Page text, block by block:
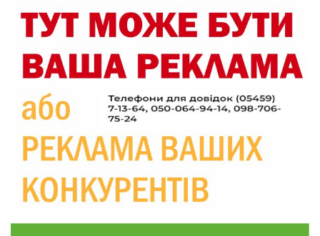
18:39
04 сер
«КОЛО НЕЗЛАМНИХ»: як діти та ветерани
разом створюють унікальний телепроєкт
09:52
Родина Степаненків: від квітучого
30 лип
Пишіть листи самому собі, або як уникнути
маніпуляційбез конфліктів
19:29
30 лип
«Все закінчиться, приїду й одружуся…»: Пам’яті
26-річного Захисника Богдана Ємця (ВІДЕО)
20:06
Паливо по 100 грн та ризик дефіциту: чому в